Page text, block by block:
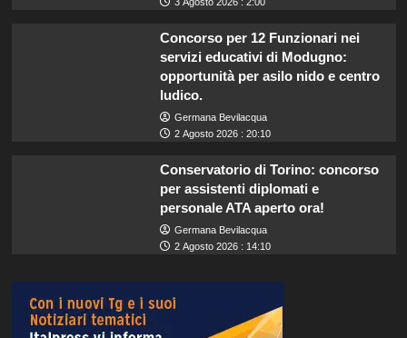
Concorso per 12 Funzionari nei
servizi educativi di Modugno:
opportunità per asilo nido e centro
ludico.
Germana Bevilacqua
2 Agosto 2026 : 20:10
Conservatorio di Torino: concorso
per assistenti diplomati e
personale ATA aperto ora!
Germana Bevilacqua
2 Agosto 2026 : 14:10